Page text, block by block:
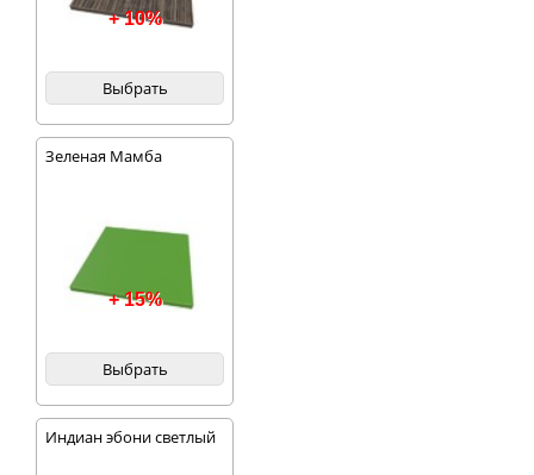
+ 10%
Выбрать
Зеленая Мамба
+ 15%
Выбрать
Индиан эбони светлый